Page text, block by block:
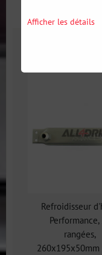
Galerie
Refroidisseur
Performance,
rangées,
260x195x50mm
Afficher les détails